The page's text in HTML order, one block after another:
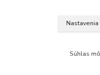
Nastavenia
Súhlas